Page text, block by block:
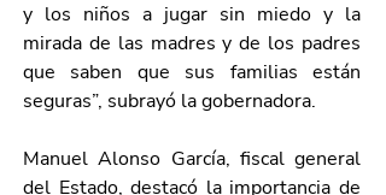
y los niños a jugar sin miedo y la
mirada de las madres y de los padres
que saben que sus familias están
seguras”, subrayó la gobernadora.
Manuel Alonso García, fiscal general
del Estado, destacó la importancia de